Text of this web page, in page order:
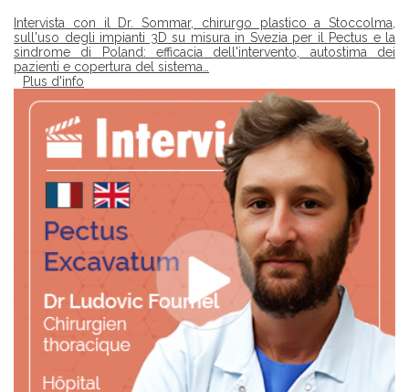
Intervista con il Dr. Sommar, chirurgo plastico a Stoccolma,
sull'uso degli impianti 3D su misura in Svezia per il Pectus e la
sindrome di Poland: efficacia dell'intervento, autostima dei
pazienti e copertura del sistema…
Plus d'info